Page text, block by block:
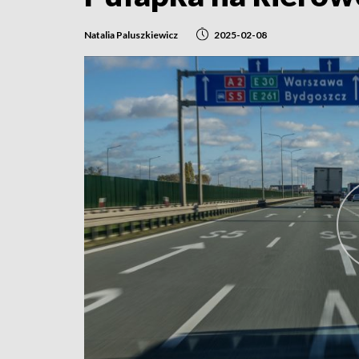
Natalia Paluszkiewicz 2025-02-08